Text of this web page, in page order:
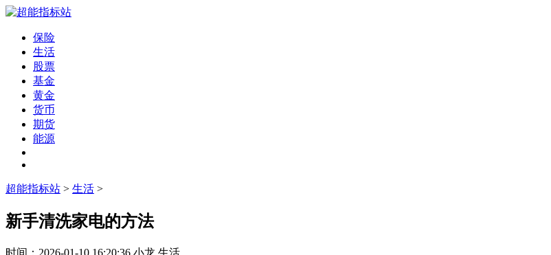
保险
生活
股票
基金
黄金
货币
期货
能源
超能指标站 > 生活 >
新手清洗家电的方法
时间： 2026-01-10 16:20:36 小龙 生活